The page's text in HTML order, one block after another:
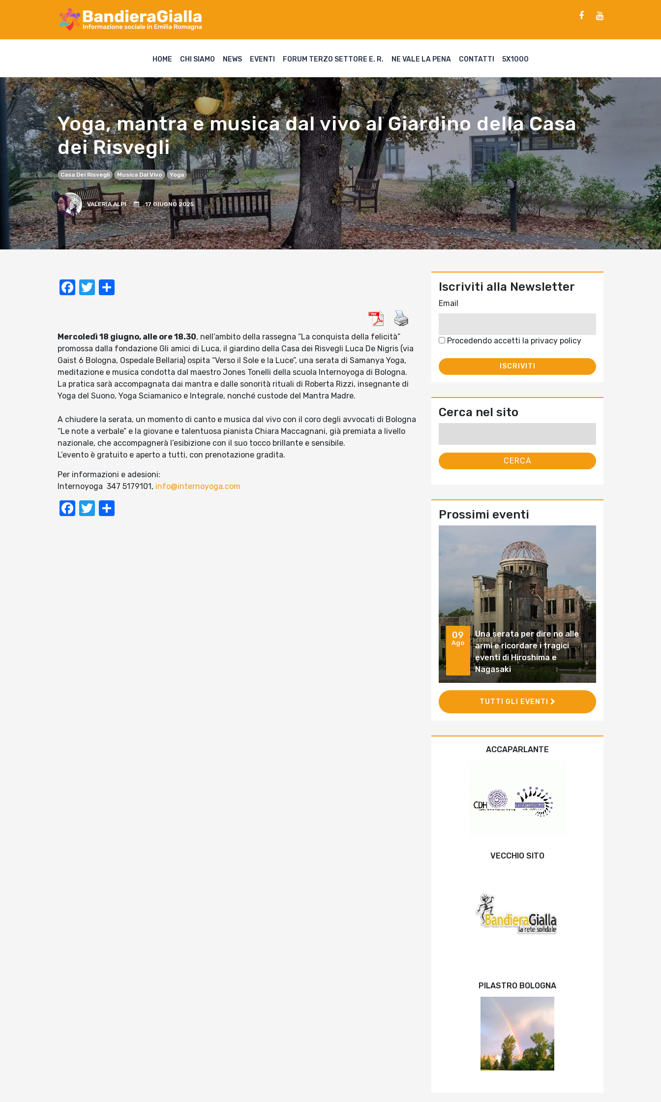
HOME CHI SIAMO NEWS EVENTI FORUM TERZO SETTORE E. R. NE VALE LA PENA CONTATTI 5X1000
Yoga, mantra e musica dal vivo al Giardino della Casa
dei Risvegli
Casa Dei Risvegli Musica Dal Vivo Yoga
VALERIA ALPI 17 GIUGNO 2025
Facebook
Twitter
Mercoledì 18 giugno, alle ore 18.30, nell’ambito della rassegna “La conquista della felicità”
promossa dalla fondazione Gli amici di Luca, il giardino della Casa dei Risvegli Luca De Nigris (via
Gaist 6 Bologna, Ospedale Bellaria) ospita “Verso il Sole e la Luce”, una serata di Samanya Yoga,
meditazione e musica condotta dal maestro Jones Tonelli della scuola Internoyoga di Bologna.
La pratica sarà accompagnata dai mantra e dalle sonorità rituali di Roberta Rizzi, insegnante di
Yoga del Suono, Yoga Sciamanico e Integrale, nonché custode del Mantra Madre.
A chiudere la serata, un momento di canto e musica dal vivo con il coro degli avvocati di Bologna
“Le note a verbale” e la giovane e talentuosa pianista Chiara Maccagnani, già premiata a livello
nazionale, che accompagnerà l’esibizione con il suo tocco brillante e sensibile.
L’evento è gratuito e aperto a tutti, con prenotazione gradita.
Per informazioni e adesioni:
Internoyoga 347 5179101, info@internoyoga.com
Facebook
Twitter
Iscriviti alla Newsletter
Email
Procedendo accetti la privacy policy
Cerca nel sito
Prossimi eventi
09
Ago
Una serata per dire no alle
armi e ricordare i tragici
eventi di Hiroshima e
Nagasaki
TUTTI GLI EVENTI
ACCAPARLANTE
VECCHIO SITO
PILASTRO BOLOGNA